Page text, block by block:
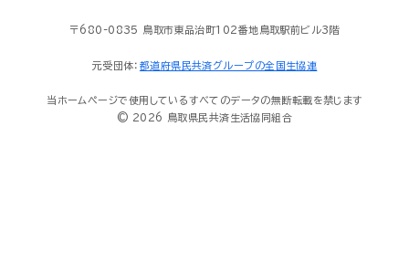
〒680-0835 鳥取市東品治町102番地鳥取駅前ビル3階
元受団体： 都道府県民共済グループの全国生協連
当ホームページで使用しているすべてのデータの無断転載を禁じます
© 2026 鳥取県民共済生活協同組合